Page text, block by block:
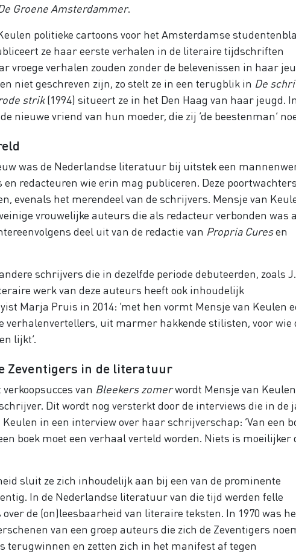
Groene Amsterdammer.
politieke cartoons voor het Amsterdamse
ze haar eerste verhalen in de literaire tijdschriften
vroege verhalen zouden zonder de belevenissen in haar
niet geschreven zijn, zo stelt ze in een terugblik in De
strik(1994) situeert ze in het Den Haag van haar jeugd.
nieuwe vriend van hun moeder, die zij ‘de beestenman’
was de Nederlandse literatuur bij uitstek een
en redacteuren wie erin mag publiceren. Deze
evenals het merendeel van de schrijvers. Mensje van
vrouwelijke auteurs die als redacteur verbonden was
deel uit van de redactie van Propria Curesen
schrijvers die in dezelfde periode debuteerden, zoals
werk van deze auteurs heeft ook inhoudelijk
Marja Pruis in 2014: ‘met hen vormt Mensje van Keulen
uit marmer hakkende stilisten, voor wie
lijkt’.
Zeventigers in de literatuur
van Bleekers zomerwordt Mensje van
Dit wordt nog versterkt door de interviews die in de
in een interview over haar schrijverschap: ‘Van een
boek moet een verhaal verteld worden. Niets is moeilijker
sluit ze zich inhoudelijk aan bij een van de prominente
In de Nederlandse literatuur van die tijd werden felle
de (on)leesbaarheid van literaire teksten. In 1970 was
van een groep auteurs die zich de Zeventigers
terugwinnen en zetten zich in het manifest af tegen